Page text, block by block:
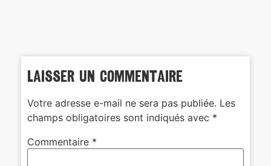
Laisser un commentaire
Votre adresse e-mail ne sera pas publiée. Les
champs obligatoires sont indiqués avec *
Commentaire *